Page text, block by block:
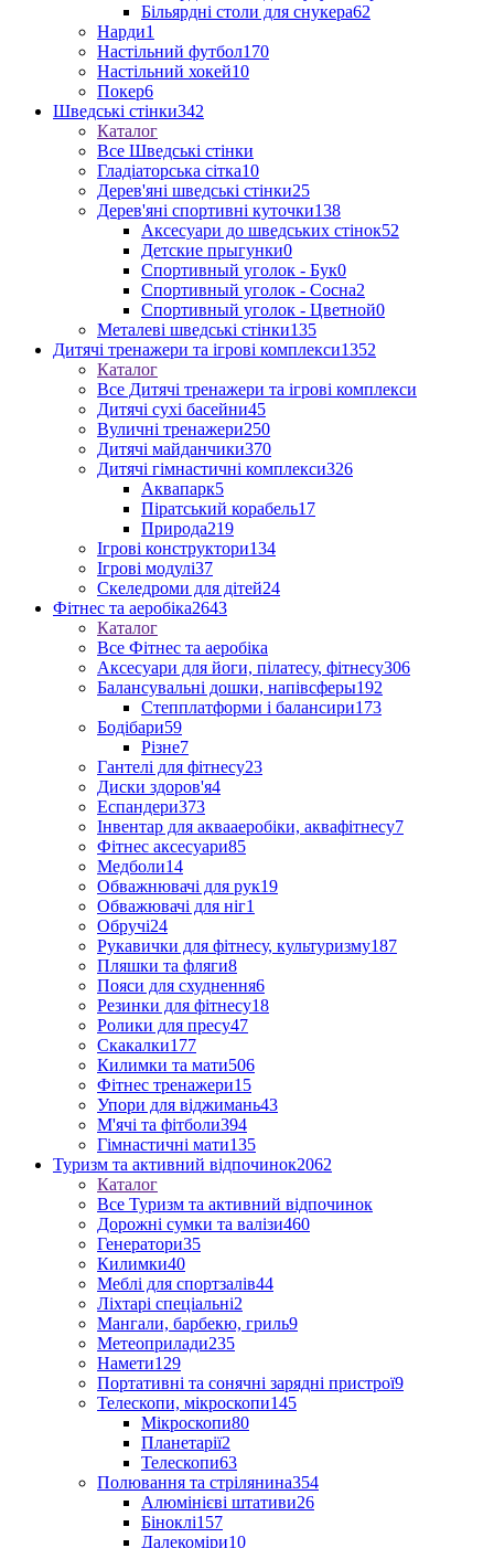
Більярдні столи для снукера62
Нарди1
Настільний футбол170
Настільний хокей10
Покер6
Шведські стінки342
Каталог
Все Шведські стінки
Гладіаторська сітка10
Дерев'яні шведські стінки25
Дерев'яні спортивні куточки138
Аксесуари до шведських стінок52
Детские прыгунки0
Спортивный уголок - Бук0
Спортивный уголок - Сосна2
Спортивный уголок - Цветной0
Металеві шведські стінки135
Дитячі тренажери та ігрові комплекси1352
Каталог
Все Дитячі тренажери та ігрові комплекси
Дитячі сухі басейни45
Вуличні тренажери250
Дитячі майданчики370
Дитячі гімнастичні комплекси326
Аквапарк5
Піратський корабель17
Природа219
Ігрові конструктори134
Ігрові модулі37
Скеледроми для дітей24
Фітнес та аеробіка2643
Каталог
Все Фітнес та аеробіка
Аксесуари для йоги, пілатесу, фітнесу306
Балансувальні дошки, напівсферы192
Степплатформи і балансири173
Бодібари59
Різне7
Гантелі для фітнесу23
Диски здоров'я4
Еспандери373
Інвентар для аквааеробіки, аквафітнесу7
Фітнес аксесуари85
Медболи14
Обважнювачі для рук19
Обважювачі для ніг1
Обручі24
Рукавички для фітнесу, культуризму187
Пляшки та фляги8
Пояси для схуднення6
Резинки для фітнесу18
Ролики для пресу47
Скакалки177
Килимки та мати506
Фітнес тренажери15
Упори для віджимань43
М'ячі та фітболи394
Гімнастичні мати135
Туризм та активний відпочинок2062
Каталог
Все Туризм та активний відпочинок
Дорожні сумки та валізи460
Генератори35
Килимки40
Меблі для спортзалів44
Ліхтарі спеціальні2
Мангали, барбекю, гриль9
Метеоприлади235
Намети129
Портативні та сонячні зарядні пристрої9
Телескопи, мікроскопи145
Мікроскопи80
Планетарії2
Телескопи63
Полювання та стрілянина354
Алюмінієві штативи26
Біноклі157
Далекоміри10